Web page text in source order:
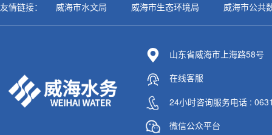
友情链接： 威海市水文局 威海市生态环境局 威海市公共
山东省威海市上海路58号
在线客服
24小时咨询服务电话 :
微信公众平台